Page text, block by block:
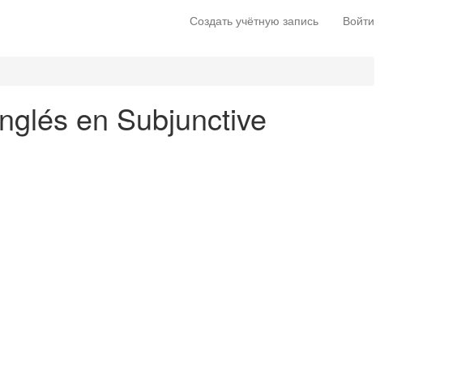
Создать учётную запись Войти
en Subjunctive